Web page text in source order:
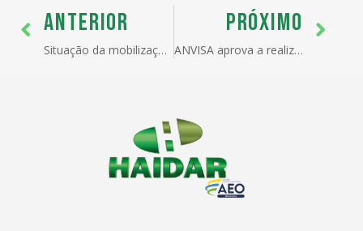
ANTERIOR
Situação da mobilização dos Auditores Fiscais da Receita Federal – Greve
PRÓXIMO
ANVISA aprova a realização de inspeção remota de produtos importados